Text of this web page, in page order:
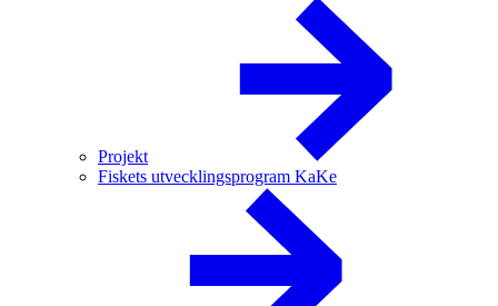
Projekt
Fiskets utvecklingsprogram KaKe